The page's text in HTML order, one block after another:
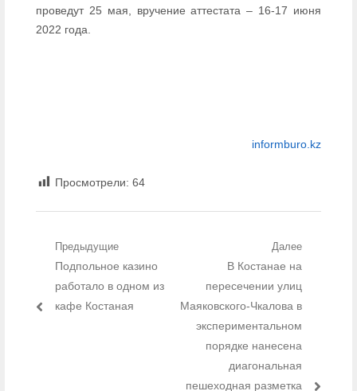
проведут 25 мая, вручение аттестата – 16-17 июня
2022 года.
informburo.kz
Просмотрели: 64
Навигация по записям
Предыдущие
Предыдущий пост:
Подпольное казино
работало в одном из
кафе Костаная
Далее
Следующий пост:
В Костанае на
пересечении улиц
Маяковского-Чкалова в
экспериментальном
порядке нанесена
диагональная
пешеходная разметка